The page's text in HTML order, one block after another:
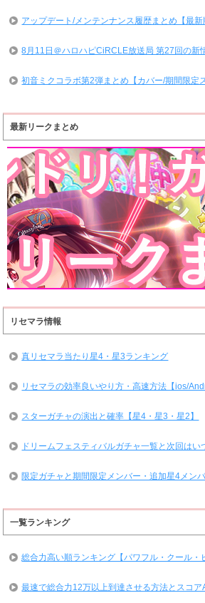
アップデート/メンテンナンス履歴まとめ【最新
8月11日＠ハロハピCiRCLE放送局 第27回の新
初音ミクコラボ第2弾まとめ【カバー/期間限定
最新リークまとめ
リセマラ情報
真リセマラ当たり星4・星3ランキング
リセマラの効率良いやり方・高速方法【ios/
スターガチャの演出と確率【星4・星3・星2】
ドリームフェスティバルガチャ一覧と次回はい
限定ガチャと期間限定メンバー・追加星4メン
一覧ランキング
総合力高い順ランキング【パワフル・クール・
最速で総合力12万以上到達させる方法とスコア